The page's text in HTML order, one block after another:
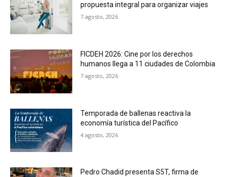
propuesta integral para organizar viajes
7 agosto, 2026
FICDEH 2026: Cine por los derechos
humanos llega a 11 ciudades de Colombia
7 agosto, 2026
Temporada de ballenas reactiva la
economía turística del Pacífico
4 agosto, 2026
Pedro Chadid presenta S5T, firma de